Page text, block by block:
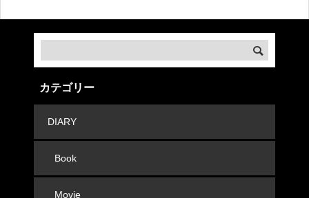
カテゴリー
DIARY
Book
Movie